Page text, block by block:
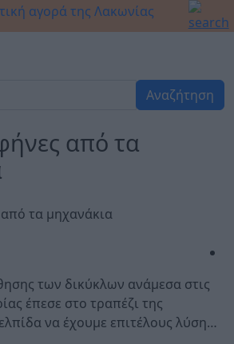
Αναζήτηση
από τα
των δικύκλων ανάμεσα στις
έπεσε στο τραπέζι της
να έχουμε επιτέλους λύση…